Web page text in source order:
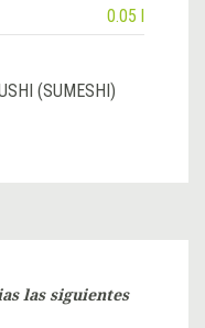
0.05 l
(SUMESHI)
las siguientes